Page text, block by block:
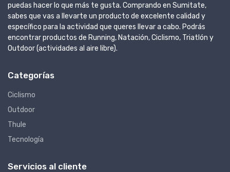
puedas hacer lo que más te gusta. Comprando en Sumitate,
sabes que vas a llevarte un producto de excelente calidad y
específico para la actividad que queres llevar a cabo. Podrás
encontrar productos de Running, Natación, Ciclismo, Triatlón y
Outdoor (actividades al aire libre).
Categorías
Ciclismo
Outdoor
Thule
Tecnología
Servicios al cliente